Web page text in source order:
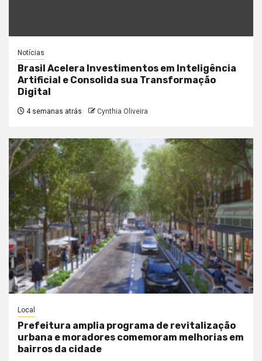
Notícias
Brasil Acelera Investimentos em Inteligência
Artificial e Consolida sua Transformação
Digital
4 semanas atrás Cynthia Oliveira
Local
Prefeitura amplia programa de revitalização
urbana e moradores comemoram melhorias em
bairros da cidade